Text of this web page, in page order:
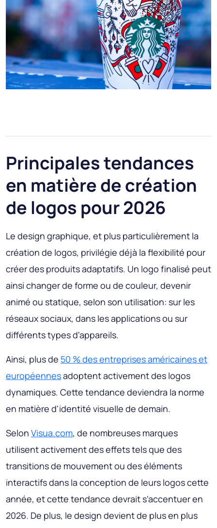
Principales tendances
en matière de création
de logos pour 2026
Le design graphique, et plus particulièrement la
création de logos, privilégie déjà la flexibilité pour
créer des produits adaptatifs. Un logo finalisé peut
ainsi changer de forme ou de couleur, devenir
animé ou statique, selon son utilisation: sur les
réseaux sociaux, dans les applications ou sur
différents types d'appareils.
Ainsi, plus de 50 % des entreprises américaines et
européennesadoptent activement des logos
dynamiques. Cette tendance deviendra la norme
en matière d'identité visuelle de demain.
Selon Visua.com, de nombreuses marques
utilisent activement des effets tels que des
transitions de mouvement ou des éléments
interactifs dans la conception de leurs logos cette
année, et cette tendance devrait s'accentuer en
2026. De plus, le design devient de plus en plus